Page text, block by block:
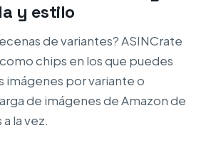
y estilo
de variantes? ASINCrate
chips en los que puedes
imágenes por variante o
de imágenes de Amazon de
la vez.